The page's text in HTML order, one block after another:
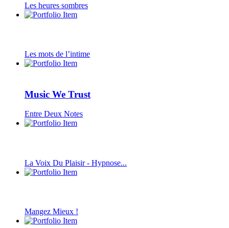
Les heures sombres
Les mots de l’intime
Music We Trust
Entre Deux Notes
La Voix Du Plaisir - Hypnose...
Mangez Mieux !